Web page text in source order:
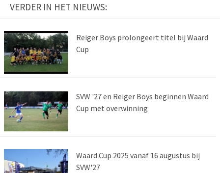
VERDER IN HET NIEUWS:
Reiger Boys prolongeert titel bij Waard
Cup
SVW '27 en Reiger Boys beginnen Waard
Cup met overwinning
Waard Cup 2025 vanaf 16 augustus bij
SVW'27